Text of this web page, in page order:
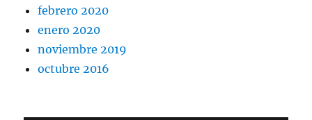
febrero 2020
enero 2020
noviembre 2019
octubre 2016